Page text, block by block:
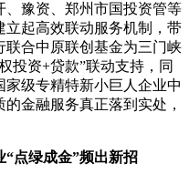
豫资、郑州市国投资管等
立起高效联动服务机制，带
合中原联创基金为三门峡
投资+贷款”联动支持，同
级专精特新小巨人企业中
金融服务真正落到实处，
绿成金”频出新招